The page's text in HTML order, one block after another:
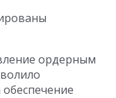
ордерным